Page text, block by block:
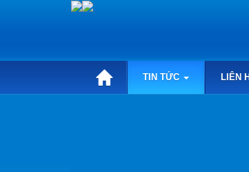
TIN TỨC LIÊN